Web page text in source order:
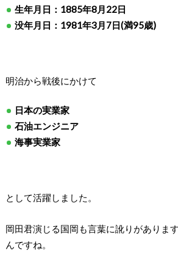
生年月日：1885年8月22日
没年月日：1981年3月7日(満95歳)
明治から戦後にかけて
日本の実業家
石油エンジニア
海事実業家
として活躍しました。
岡田君演じる国岡も言葉に訛りがありま
んですね。